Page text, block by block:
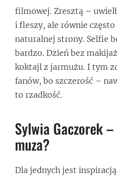
filmowej. Zresztą –
i fleszy, ale równie
naturalnej strony. Selfie
bardzo. Dzień bez
koktajl z jarmużu. I tym
fanów, bo szczerość –
to rzadkość.
Sylwia Gaczorek
muza?
Dla jednych jest